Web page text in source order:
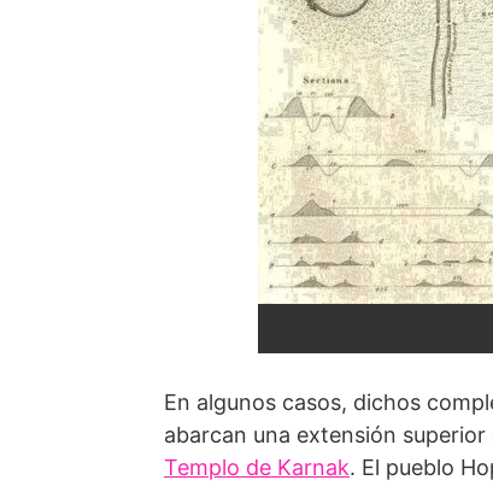
En algunos casos, dichos
abarcan una exten­sión superior
Templo de Karnak. El pueblo